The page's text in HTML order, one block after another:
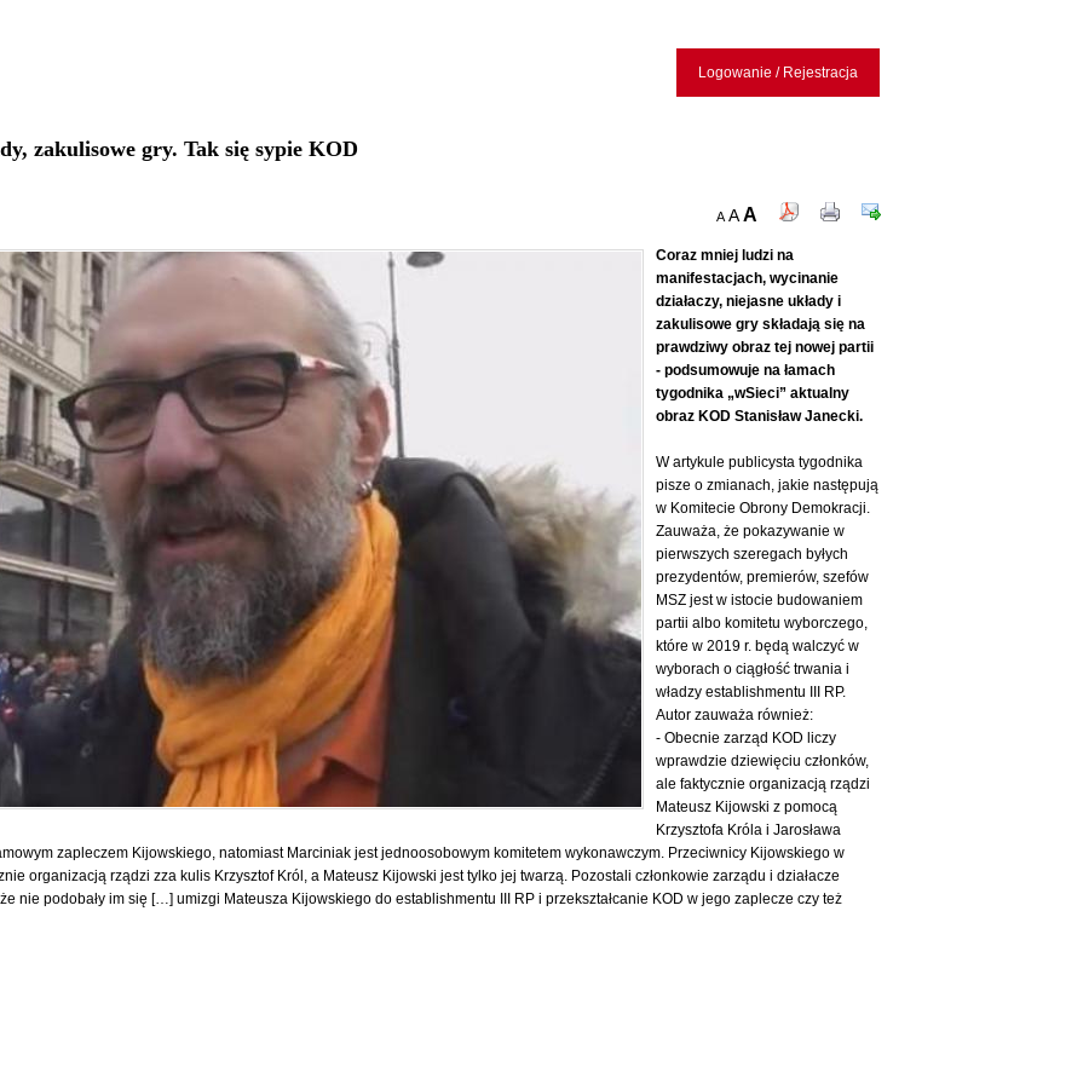
Logowanie / Rejestracja
zakulisowe gry. Tak się sypie KOD
A AA
Coraz mniej ludzi na
manifestacjach, wycinanie
działaczy, niejasne układy i
zakulisowe gry składają się na
prawdziwy obraz tej nowej partii
- podsumowuje na łamach
tygodnika „wSieci” aktualny
obraz KOD Stanisław Janecki.
W artykule publicysta tygodnika
pisze o zmianach, jakie następują
w Komitecie Obrony Demokracji.
Zauważa, że pokazywanie w
pierwszych szeregach byłych
prezydentów, premierów, szefów
MSZ jest w istocie budowaniem
partii albo komitetu wyborczego,
które w 2019 r. będą walczyć w
wyborach o ciągłość trwania i
władzy establishmentu III RP.
Autor zauważa również:
- Obecnie zarząd KOD liczy
wprawdzie dziewięciu członków,
ale faktycznie organizacją rządzi
Mateusz Kijowski z pomocą
Krzysztofa Króla i Jarosława
zapleczem Kijowskiego, natomiast Marciniak jest jednoosobowym komitetem wykonawczym. Przeciwnicy Kijowskiego w
organizacją rządzi zza kulis Krzysztof Król, a Mateusz Kijowski jest tylko jej twarzą. Pozostali członkowie zarządu i działacze
nie podobały im się […] umizgi Mateusza Kijowskiego do establishmentu III RP i przekształcanie KOD w jego zaplecze czy też